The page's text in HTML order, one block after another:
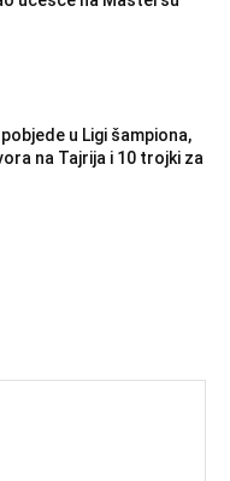
u Ligi šampiona,
na Tajrija i 10 trojki za